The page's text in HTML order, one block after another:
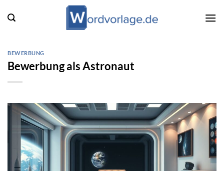
Inhalt
BEWERBUNG
Bewerbung als Astronaut